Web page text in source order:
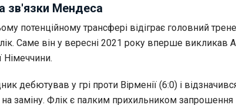
зв'язки Мендеса
потенційному трансфері відіграє головний
Саме він у вересні 2021 року вперше викликав
Німеччини.
дебютував у грі проти Вірменії (6:0) і
заміну. Флік є палким прихильником запрошення